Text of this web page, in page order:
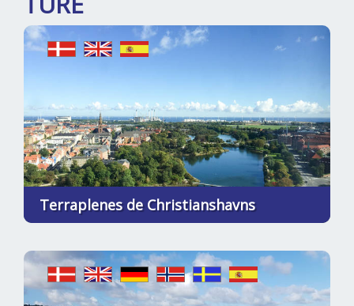
Terraplenes de Christianshavns